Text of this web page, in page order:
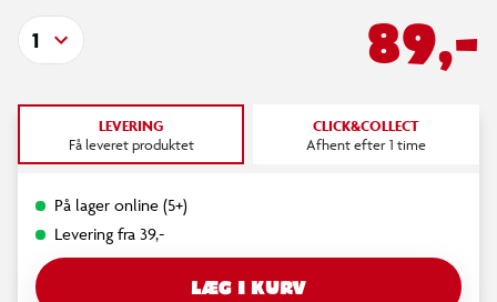
89,-
1
LEVERING
Få leveret produktet
CLICK&COLLECT
Afhent efter 1 time
På lager online (5+)
Levering fra 39,-
LÆG I KURV